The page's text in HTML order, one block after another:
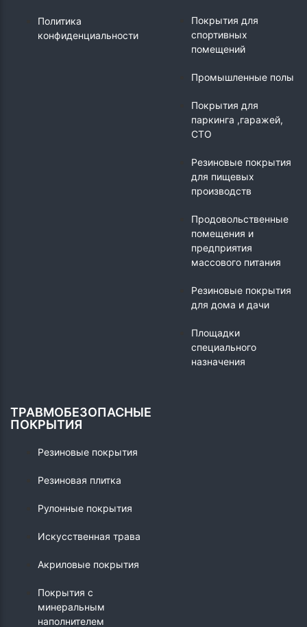
Политика
конфиденциальности
Покрытия для
спортивных
помещений
Промышленные полы
Покрытия для
паркинга ,гаражей,
СТО
Резиновые покрытия
для пищевых
производств
Продовольственные
помещения и
предприятия
массового питания
Резиновые покрытия
для дома и дачи
Площадки
специального
назначения
ТРАВМОБЕЗОПАСНЫЕ
ПОКРЫТИЯ
Резиновые покрытия
Резиновая плитка
Рулонные покрытия
Искусственная трава
Акриловые покрытия
Покрытия с
минеральным
наполнителем